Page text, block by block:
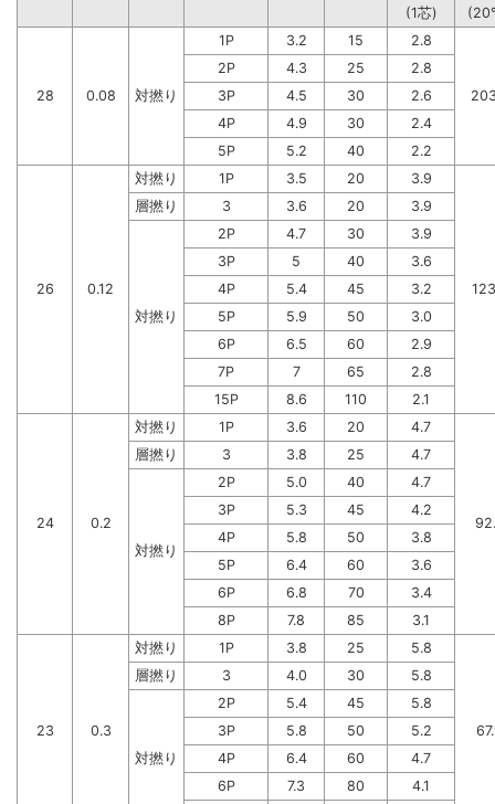
(1芯)
28 0.08 対撚り
1P 3.2 15 2.8
2P 4.3 25
2.8
3P
4.5 30
2.6
4P
4.9 30
2.4
5P
5.2 40 2.2
26 0.12
対撚り 1P 3.5 20 3.9
層撚り 3 3.6 20 3.9
対撚り
2P 4.7 30
3.9
3P
5 40
3.6
4P
5.4 45
3.2
5P
5.9 50
3.0
6P
6.5 60
2.9
7P
7 65
2.8
15P
8.6 110 2.1
24 0.2
対撚り 1P 3.6 20 4.7
層撚り 3 3.8 25 4.7
対撚り
2P 5.0 40
4.7
3P
5.3 45
4.2
4P
5.8 50
3.8
5P
6.4 60
3.6
6P
6.8 70
3.4
8P
7.8 85 3.1
23 0.3
対撚り 1P 3.8 25 5.8
層撚り 3 4.0 30 5.8
対撚り
2P 5.4 45
5.8
3P
5.8 50
5.2
4P
6.4 60
4.7
6P
7.3 80
4.1